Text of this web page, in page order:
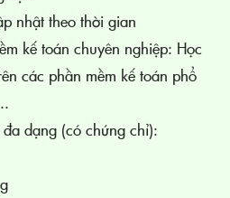
nhật theo thời gian
kế toán chuyên nghiệp: Học
các phần mềm kế toán phổ
dạng (có chứng chỉ):